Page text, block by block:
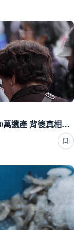
照顧有錢單身長輩 他們竟意外分到4220萬遺產 背後真相曝光了